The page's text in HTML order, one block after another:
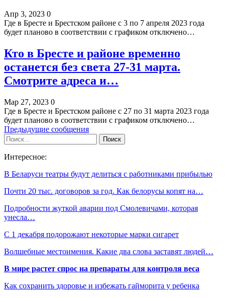
Апр 3, 2023 0
Где в Бресте и Брестском районе с 3 по 7 апреля 2023 года
будет планово в соответствии с графиком отключено…
Кто в Бресте и районе временно
останется без света 27-31 марта.
Смотрите адреса и…
Мар 27, 2023 0
Где в Бресте и Брестском районе с 27 по 31 марта 2023 года
будет планово в соответствии с графиком отключено…
Предыдущие сообщения
Интересное:
В Беларуси театры будут делиться с работниками прибылью
Почти 20 тыс. договоров за год. Как белорусы копят на…
Подробности жуткой аварии под Смолевичами, которая
унесла…
С 1 декабря подорожают некоторые марки сигарет
Волшебные местоимения. Какие два слова заставят людей…
В мире растет спрос на препараты для контроля веса
Как сохранить здоровье и избежать гайморита у ребенка